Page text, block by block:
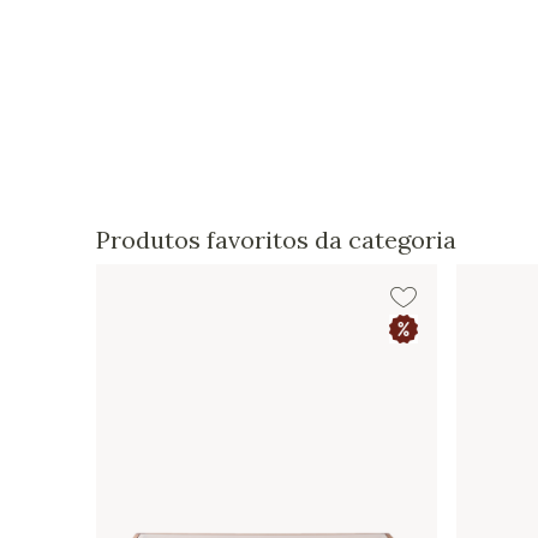
Produtos favoritos da categoria